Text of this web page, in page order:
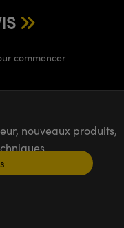
commencer
nouveaux produits,